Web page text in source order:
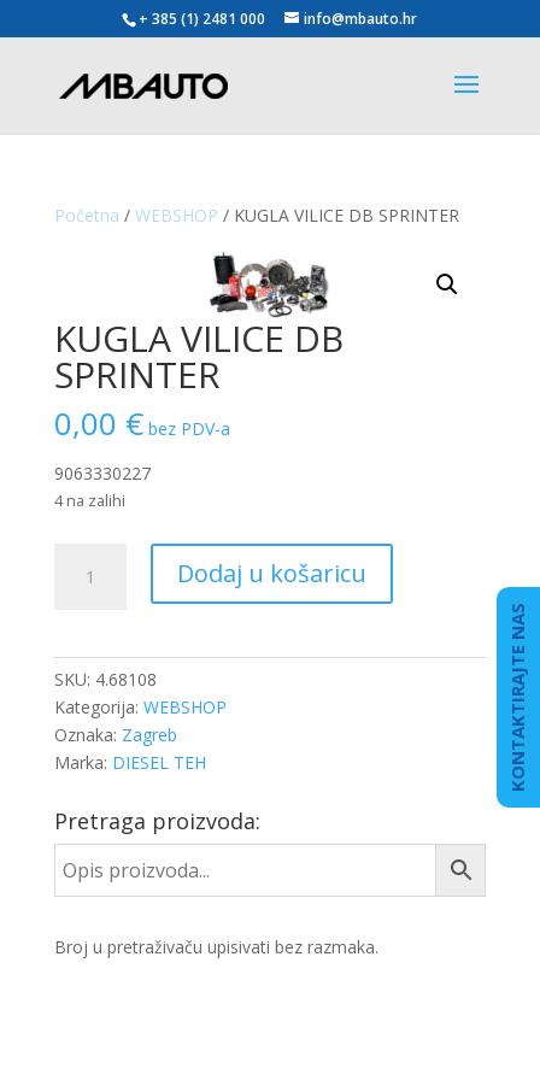
+ 385 (1) 2481 000 info@mbauto.hr
Početna / WEBSHOP / KUGLA VILICE DB SPRINTER
KUGLA VILICE DB
SPRINTER
0,00 € bez PDV-a
9063330227
4 na zalihi
VILICE
Dodaj u košaricu
SKU: 4.68108
Kategorija: WEBSHOP
Oznaka: Zagreb
Marka: DIESEL TEH
Pretraga proizvoda:
Broj u pretraživaču upisivati bez razmaka.
KONTAKTIRAJTE NAS